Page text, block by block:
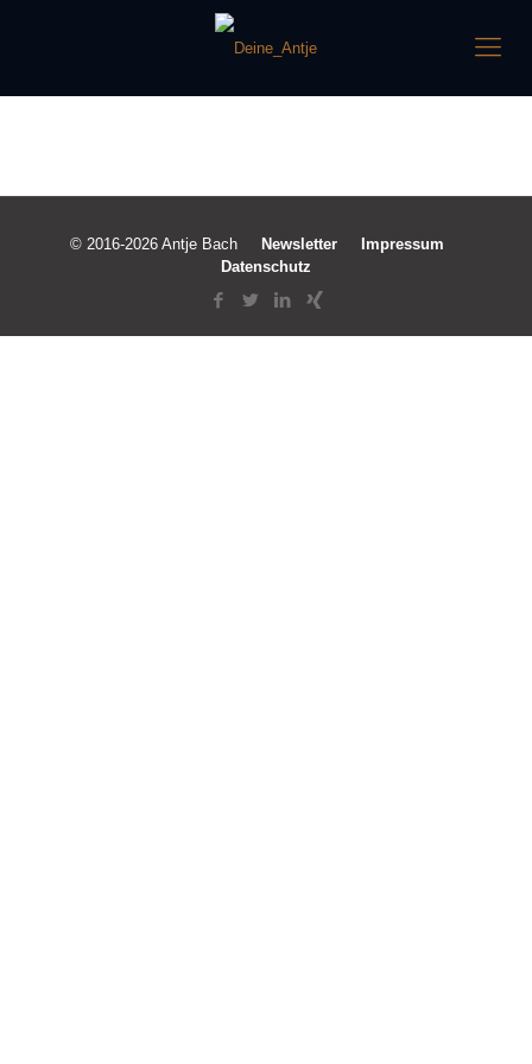
© 2016-2026 Antje Bach Newsletter
Impressum
Datenschutz